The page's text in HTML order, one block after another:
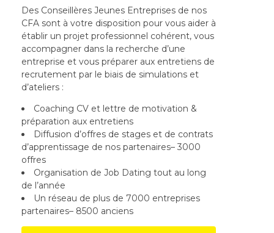
Des Conseillères Jeunes Entreprises de nos
CFA sont à votre disposition pour vous aider à
établir un projet professionnel cohérent, vous
accompagner dans la recherche d’une
entreprise et vous préparer aux entretiens de
recrutement par le biais de simulations et
d’ateliers :
Coaching CV et lettre de motivation &
préparation aux entretiens
Diffusion d’offres de stages et de contrats
d’apprentissage de nos partenaires– 3000
offres
Organisation de Job Dating tout au long
de l’année
Un réseau de plus de 7000 entreprises
partenaires– 8500 anciens